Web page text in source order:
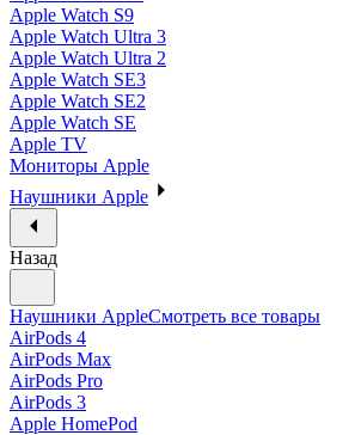
Apple Watch S9
Apple Watch Ultra 3
Apple Watch Ultra 2
Apple Watch SE3
Apple Watch SE2
Apple Watch SE
Apple TV
Мониторы Apple
Наушники Apple
Назад
Наушники AppleСмотреть все товары
AirPods 4
AirPods Max
AirPods Pro
AirPods 3
Apple HomePod